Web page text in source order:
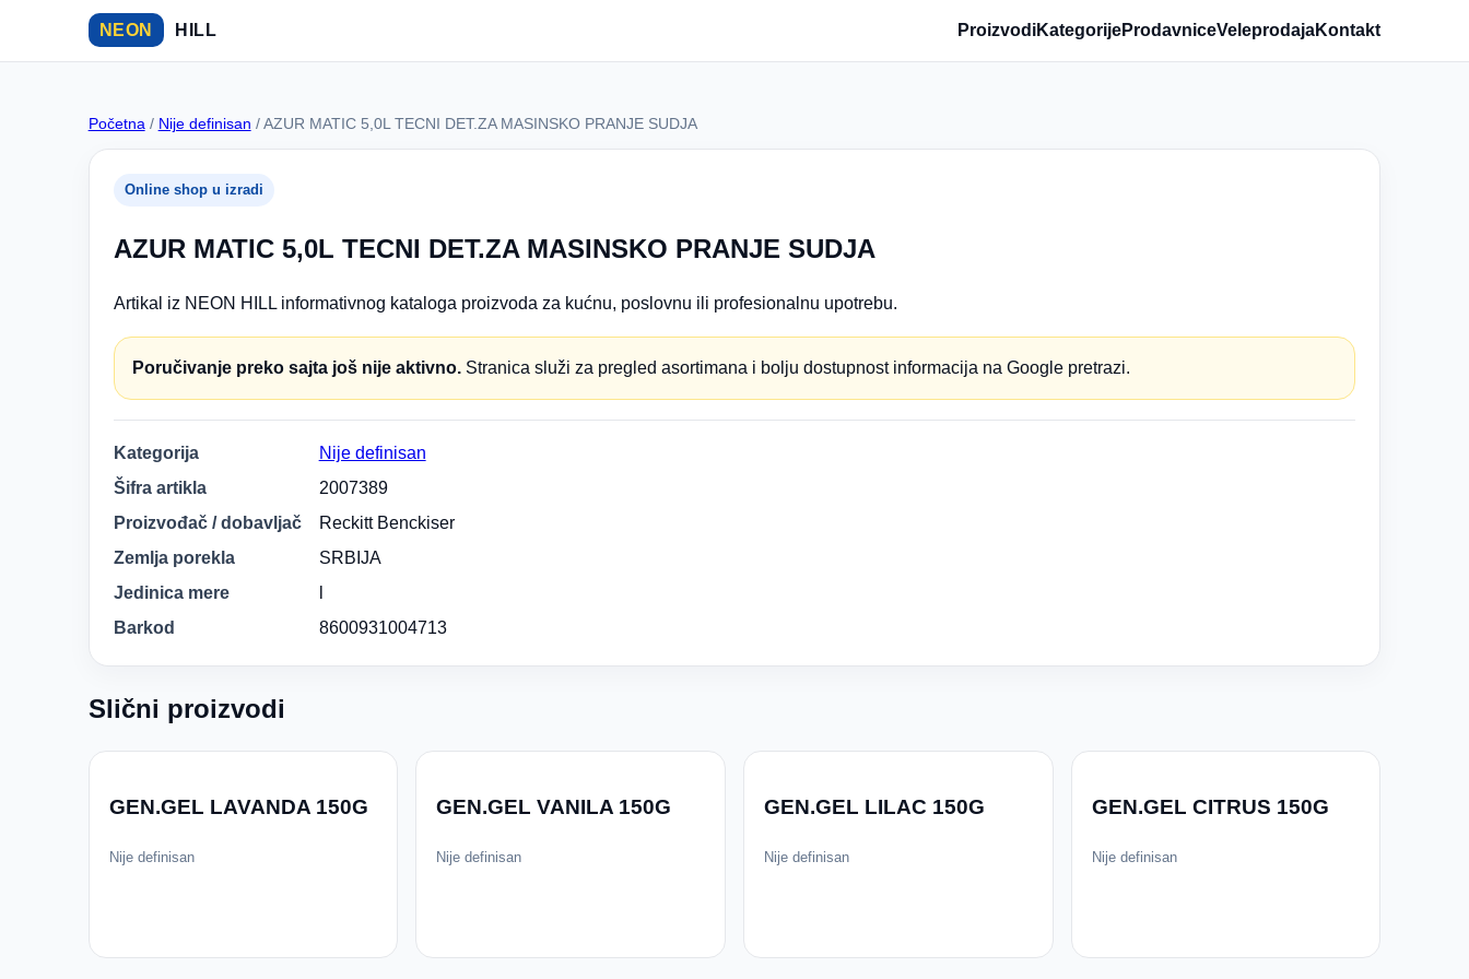
NEON HILL ProizvodiKategorijeProdavniceVeleprodajaKontakt
Početna / Nije definisan / AZUR MATIC 5,0L TECNI DET.ZA MASINSKO PRANJE SUDJA
Online shop u izradi
AZUR MATIC 5,0L TECNI DET.ZA MASINSKO PRANJE SUDJA
Artikal iz NEON HILL informativnog kataloga proizvoda za kućnu, poslovnu ili profesionalnu upotrebu.
Poručivanje preko sajta još nije aktivno.Stranica služi za pregled asortimana i bolju dostupnost informacija na Google pretrazi.
Kategorija
Nije definisan
Šifra artikla
2007389
Proizvođač / dobavljač
Reckitt Benckiser
Zemlja porekla
SRBIJA
Jedinica mere
Barkod
8600931004713
Slični proizvodi
GEN.GEL LAVANDA 150G
Nije definisan
GEN.GEL VANILA 150G
Nije definisan
GEN.GEL LILAC 150G
Nije definisan
GEN.GEL CITRUS 150G
Nije definisan